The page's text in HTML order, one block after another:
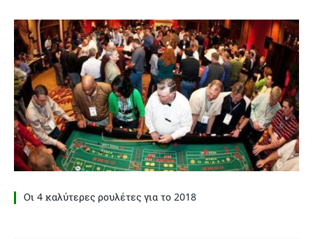
Οι 4 καλύτερες ρουλέτες για το 2018